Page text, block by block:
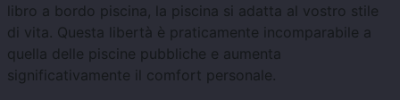
libro a bordo piscina, la piscina si adatta al vostro stile
di vita. Questa libertà è praticamente incomparabile a
quella delle piscine pubbliche e aumenta
significativamente il comfort personale.